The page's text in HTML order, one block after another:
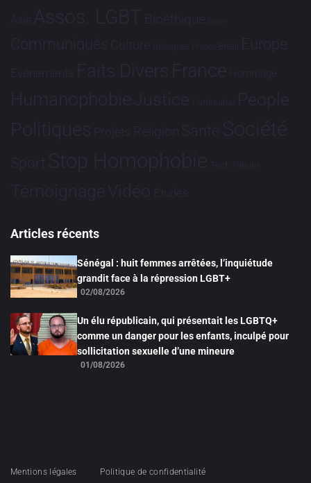
Asie Assos. LGBT Bioéthique Brève
Communiqués Culture Dialogues France-Brésil Europe
Evénements Faits Divers France Hommage
HumanophobieJustice Partenariat People
Politiques Projets Religion Santé Société
Sport Stop Homophobie Tech Tribune
TémoignageVidéo Études
Articles récents
Sénégal : huit femmes arrêtées, l’inquiétude
grandit face à la répression LGBT+
02/08/2026
Un élu républicain, qui présentait les LGBTQ+
comme un danger pour les enfants, inculpé pour
sollicitation sexuelle d’une mineure
01/08/2026
Mentions légales Politique de confidentialité